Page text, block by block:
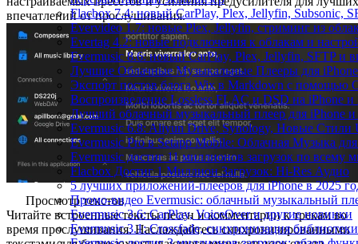
Flacbox 7.4: новый CarPlay, Plex, Jellyfin, Subsonic,
Evervideo 1.7: новые Plex, Jellyfin, стриминг из
Evertag 4.2: новые подключения к облакам и
Evermusic 8.6: новый CarPlay, Plex, Jellyfin, SFTP и
Лучшие Облачные Музыкальные Плееры для iPhone
Экспорт постов блога Wix в Markdown с помощью
Воспроизведение Lossless FLAC и DSD на iPhone и
Лучший облачный музыкальный плеер для iPhone и
Evermusic 6.8: Aliyun Drive, Synology, Новые Стили
Evermusic Pro в Setapp Mobile: Облачная Музыка
Evermusic достиг 11 миллионов загрузок по всему
Flacbox Достиг 1 Миллион Загрузок: Hi-Res Аудио
5 лучших приложений-плееров для iPhone в 2025
Промо-видео Evermusic: облачный музыкальный
Evermusic 3.6: CarPlay, VoiceOver и другие новинки
Evermusic 3.1: Crossfade, синхронизация
впечатлений от прослушивания.
Просмотр текстов
Читайте встроенные тексты песен и комментарии к трекам во
время прослушивания. Наслаждайтесь синхронизированными